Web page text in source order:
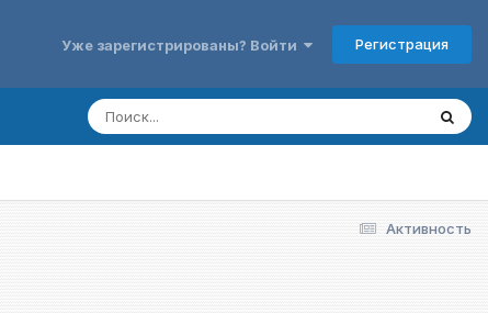
Уже зарегистрированы? Войти Регистрация
Активность